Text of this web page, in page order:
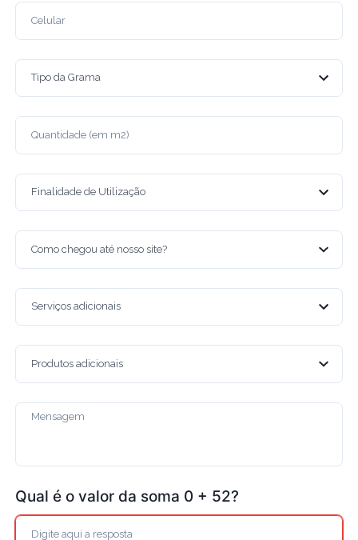
Qual é o valor da soma 0 + 52?